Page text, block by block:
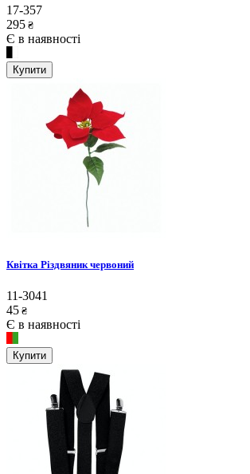
17-357
295 ₴
Є в наявності
Купити
Квітка Різдвяник червоний
11-3041
45 ₴
Є в наявності
Купити